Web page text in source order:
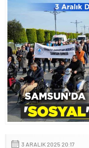
3 ARALIK 2025 20:17